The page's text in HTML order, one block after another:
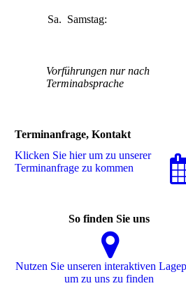
Sa. Samstag:
Vorführungen nur nach
Terminabsprache
Terminanfrage, Kontakt
Klicken Sie hier um zu unserer
Terminanfrage zu kommen
So finden Sie uns
Nutzen Sie unseren interaktiven
um zu uns zu finden